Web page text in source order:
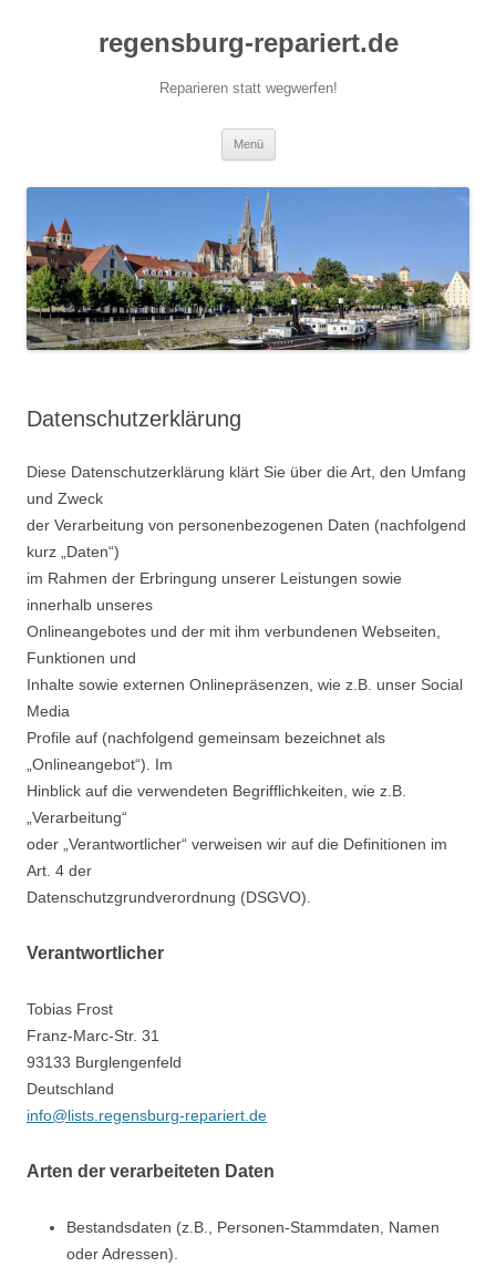
regensburg-repariert.de
Reparieren statt wegwerfen!
Menü
Datenschutzerklärung
Diese Datenschutzerklärung klärt Sie über die Art, den Umfang
und Zweck
der Verarbeitung von personenbezogenen Daten (nachfolgend
kurz „Daten“)
im Rahmen der Erbringung unserer Leistungen sowie
innerhalb unseres
Onlineangebotes und der mit ihm verbundenen Webseiten,
Funktionen und
Inhalte sowie externen Onlinepräsenzen, wie z.B. unser Social
Media
Profile auf (nachfolgend gemeinsam bezeichnet als
„Onlineangebot“). Im
Hinblick auf die verwendeten Begrifflichkeiten, wie z.B.
„Verarbeitung“
oder „Verantwortlicher“ verweisen wir auf die Definitionen im
Art. 4 der
Datenschutzgrundverordnung (DSGVO).
Verantwortlicher
Tobias Frost
Franz-Marc-Str. 31
93133 Burglengenfeld
Deutschland
info@lists.regensburg-repariert.de
Arten der verarbeiteten Daten
Bestandsdaten (z.B., Personen-Stammdaten, Namen
oder Adressen).